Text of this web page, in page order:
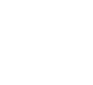
porsi è: cosa sto